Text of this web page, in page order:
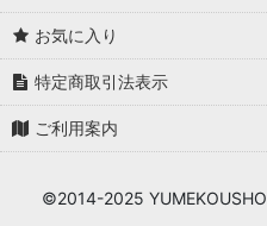
華
杉山佳那惠
真優川咲
お気に入り
特定商取引法表示
ご利用案内
©2014-2025